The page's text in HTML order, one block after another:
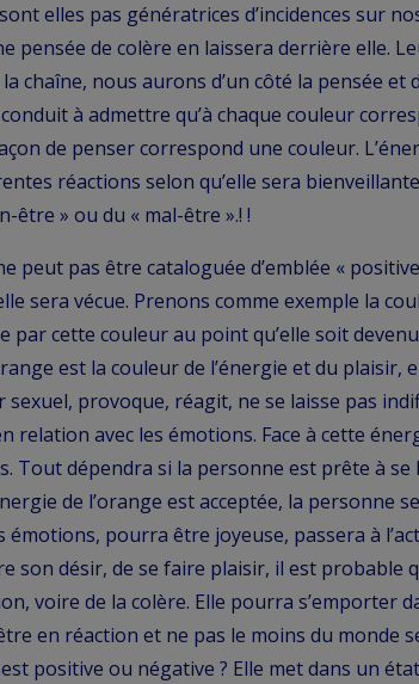
elles pas génératrices d’incidences sur
pensée de colère en laissera derrière elle.
chaîne, nous aurons d’un côté la pensée et
à admettre qu’à chaque couleur
de penser correspond une couleur.
réactions selon qu’elle sera
être » ou du « mal-être ».! !
peut pas être cataloguée d’emblée «
sera vécue. Prenons comme exemple la
par cette couleur au point qu’elle soit
est la couleur de l’énergie et du plaisir,
sexuel, provoque, réagit, ne se laisse pas
relation avec les émotions. Face à cette
Tout dépendra si la personne est prête à se
de l’orange est acceptée, la personne
émotions, pourra être joyeuse, passera à
son désir, de se faire plaisir, il est probable
voire de la colère. Elle pourra s’emporter
en réaction et ne pas le moins du monde
positive ou négative ? Elle met dans un état